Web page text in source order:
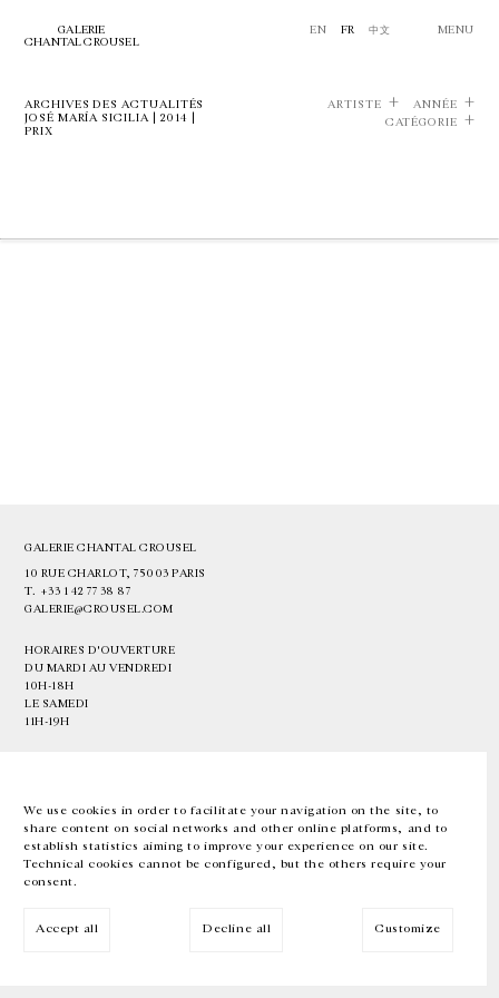
We use cookies in order to facilitate your navigation on the site, to
share content on social networks and other online platforms, and to
establish statistics aiming to improve your experience on our site.
Technical cookies cannot be configured, but the others require your
consent.
Accept all Decline all Customize
GALERIE
CHANTAL CROUSEL
EN FR 中文 MENU
ARCHIVES DES ACTUALITÉS
JOSÉ MARÍA SICILIA | 2014 |
PRIX
ARTISTE
ANNÉE
CATÉGORIE
GALERIE CHANTAL CROUSEL
10 RUE CHARLOT, 75003 PARIS
T. +33 1 42 77 38 87
GALERIE@CROUSEL.COM
HORAIRES D'OUVERTURE
DU MARDI AU VENDREDI
10H-18H
LE SAMEDI
11H-19H
EN FR 中文 Facebook Instagram
Inscrivez-vous à notre newsletter